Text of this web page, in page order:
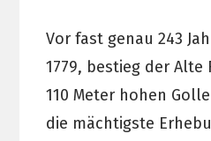
Vor fast genau 243
1779, bestieg der Alte
110 Meter hohen
die mächtigste